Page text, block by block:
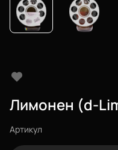
Лимонен (d-
Артикул